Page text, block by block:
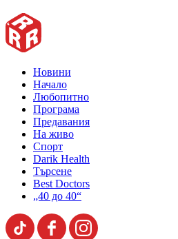
Новини
Начало
Любопитно
Програма
Предавания
На живо
Спорт
Darik Health
Търсене
Best Doctors
„40 до 40“